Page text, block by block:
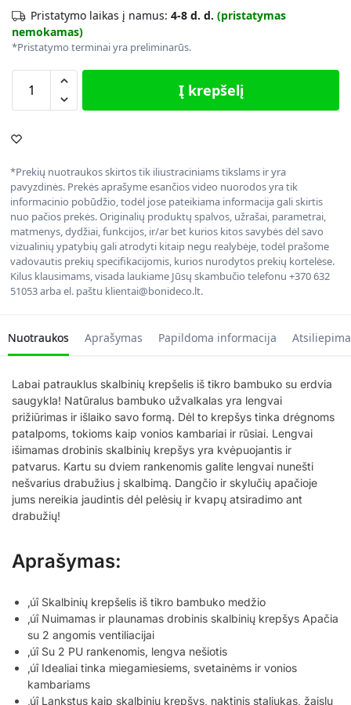
Pristatymo laikas į namus: 4-8 d. d. (pristatymas
nemokamas)
*Pristatymo terminai yra preliminarūs.
Į krepšelį
*Prekių nuotraukos skirtos tik iliustraciniams tikslams ir yra
pavyzdinės. Prekės aprašyme esančios video nuorodos yra tik
informacinio pobūdžio, todėl jose pateikiama informacija gali skirtis
nuo pačios prekės. Originalių produktų spalvos, užrašai, parametrai,
matmenys, dydžiai, funkcijos, ir/ar bet kurios kitos savybės dėl savo
vizualinių ypatybių gali atrodyti kitaip negu realybėje, todėl prašome
vadovautis prekių specifikacijomis, kurios nurodytos prekių kortelėse.
Kilus klausimams, visada laukiame Jūsų skambučio telefonu +370 632
51053 arba el. paštu klientai@bonideco.lt.
Nuotraukos Aprašymas Papildoma informacija
Labai patrauklus skalbinių krepšelis iš tikro bambuko su erdvia
saugykla! Natūralus bambuko užvalkalas yra lengvai
prižiūrimas ir išlaiko savo formą. Dėl to krepšys tinka drėgnoms
patalpoms, tokioms kaip vonios kambariai ir rūsiai. Lengvai
išimamas drobinis skalbinių krepšys yra kvėpuojantis ir
patvarus. Kartu su dviem rankenomis galite lengvai nunešti
nešvarius drabužius į skalbimą. Dangčio ir skylučių apačioje
jums nereikia jaudintis dėl pelėsių ir kvapų atsiradimo ant
drabužių!
Aprašymas:
‚úî Skalbinių krepšelis iš tikro bambuko medžio
‚úî Nuimamas ir plaunamas drobinis skalbinių krepšys Apačia
su 2 angomis ventiliacijai
‚úî Su 2 PU rankenomis, lengva nešiotis
‚úî Idealiai tinka miegamiesiems, svetainėms ir vonios
kambariams
‚úî Lankstus kaip skalbinių krepšys, naktinis staliukas, žaislų